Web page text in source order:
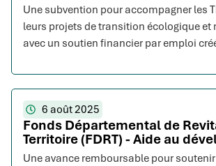
Une subvention pour accompagner les
leurs projets de transition écologique et
avec un soutien financier par emploi
6 août 2025
Fonds Départemental de
Territoire (FDRT) - Aide au
Une avance remboursable pour